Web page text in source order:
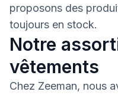
proposons des
toujours en stock.
Notre
vêtements
Chez Zeeman, nous